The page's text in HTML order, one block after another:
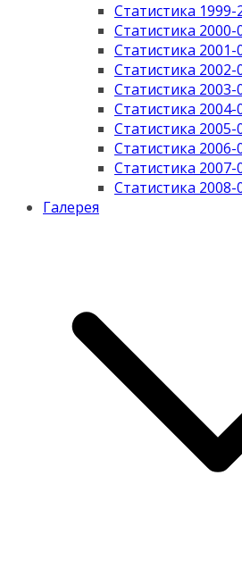
Статистика 1999-
Статистика 2000-
Статистика 2001-
Статистика 2002-
Статистика 2003-
Статистика 2004-
Статистика 2005-
Статистика 2006-
Статистика 2007-
Статистика 2008-
Галерея